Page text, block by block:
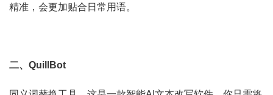
精准，会更加贴合日常用语。
二、QuillBot